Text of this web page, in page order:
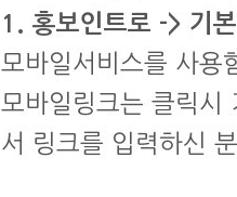
1. 홍보인트로 -> 기
모바일서비스를 사용
모바일링크는 클릭시
서 링크를 입력하신